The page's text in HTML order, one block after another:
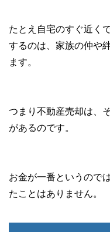
たとえ自宅のすぐ近く
するのは、家族の仲や
ます。
つまり不動産売却は、
があるのです。
お金が一番というので
たことはありません。